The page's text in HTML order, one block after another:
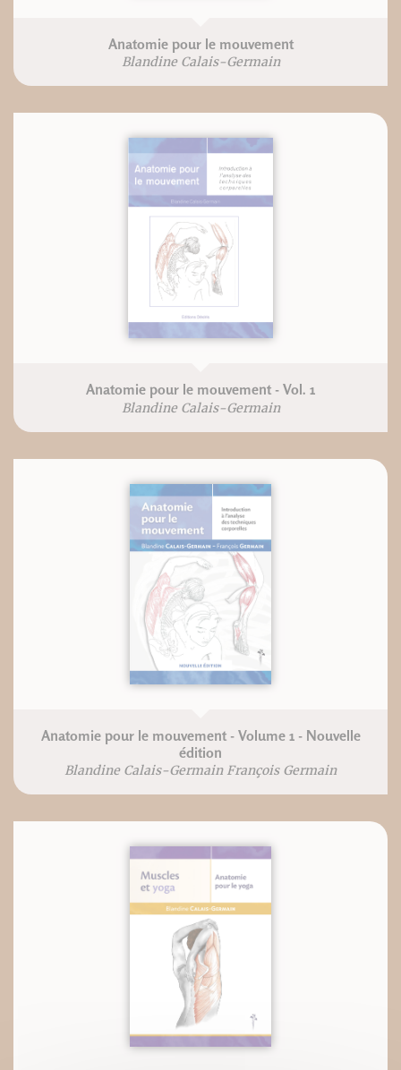
Anatomie pour le mouvement
Blandine Calais-Germain
Anatomie pour le mouvement - Vol. 1
Blandine Calais-Germain
Anatomie pour le mouvement - Volume 1 - Nouvelle
édition
Blandine Calais-Germain François Germain